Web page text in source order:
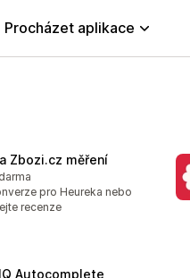
Procházet aplikace
Zbozi.cz měření
recenzí: 5
pro Heureka nebo
recenze
Autocomplete